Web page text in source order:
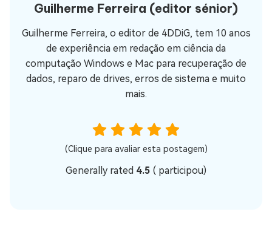
Guilherme Ferreira (editor sénior)
Guilherme Ferreira, o editor de 4DDiG, tem 10 anos
de experiência em redação em ciência da
computação Windows e Mac para recuperação de
dados, reparo de drives, erros de sistema e muito
mais.
(Clique para avaliar esta postagem)
Generally rated 4.5 ( participou)